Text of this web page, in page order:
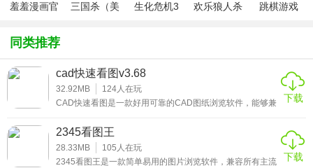
图像格式，多达69种。
5、平滑缩放
国内首创的智能平滑缩放技术，使图像的缩放效果无限接近
镜头的距离拉伸，带来更流畅的视觉体验！
6、看图
看图模式更简洁，无干扰看图更专注，让您享受更好的看图
羞羞漫画官
三国杀（美
生化危机3
欢乐狼人杀
跳棋游戏
同类推荐
cad快速看图v3.68
32.92MB 124人在玩
CAD快速看图是一款好用可靠的CAD图纸浏览软件，能够兼
完美显示出图案填充与钢筋符号等，并支持通过发送邮件的
方式将图纸发送到设备，是行业内首款可以直接打开查看修
改天正建筑、天正暖通等图纸的软件，有需要的用户赶快来
下载cad快速看图破解版吧！
下载
2345看图王
28.33MB 105 人在玩
2345看图王是一款简单易用的图片浏览软件，兼容所有主流
下载